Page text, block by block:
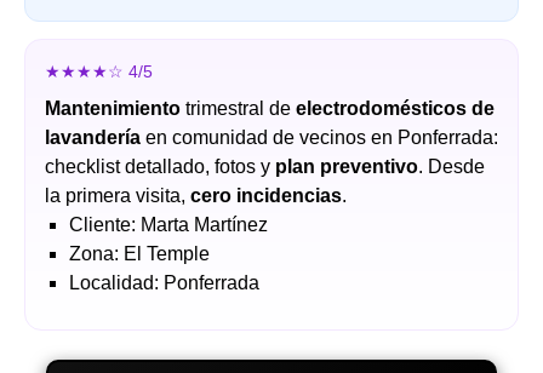
★★★★☆ 4/5
Mantenimiento trimestral de electrodomésticos de
lavandería en comunidad de vecinos en Ponferrada:
checklist detallado, fotos y plan preventivo. Desde
la primera visita, cero incidencias.
Cliente: Marta Martínez
Zona: El Temple
Localidad: Ponferrada